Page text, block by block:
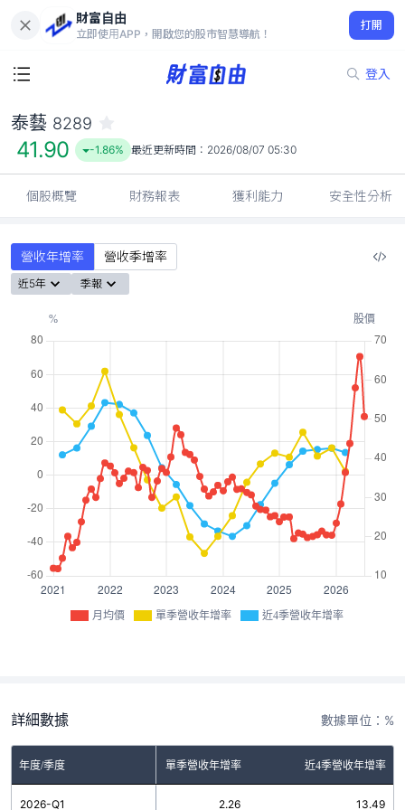
財富自由
立即使用APP，開啟您的股市智慧導航！
打開
登入
41.90
-1.86%
泰藝 8289
41.90 -1.86% 最近更新時間： 2026/08/07 05:30
個股概覽 財務報表 獲利能力 安全性分析
營收年增率 營收季增率
近5年 季報
月均價 單季營收年增率 近4季營收年增率
詳細數據 數據單位：%
年度/季度 單季營收年增率 近4季營收年增率
2026-Q1 2.26 13.49